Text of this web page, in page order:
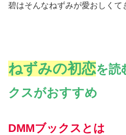
碧はそんなねずみが愛おしくて
ねずみの初恋を読
クスがおすすめ
DMMブックスとは